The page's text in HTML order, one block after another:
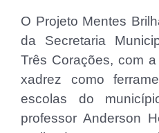
O Projeto Mentes
da Secretaria
Três Corações, com
xadrez como
escolas do
professor Anderson